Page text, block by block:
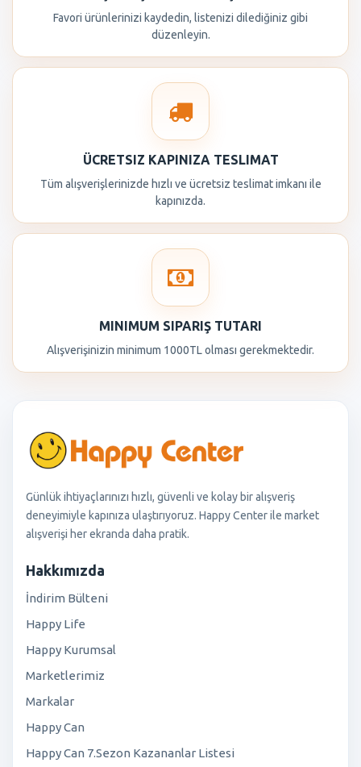
Favori ürünlerinizi kaydedin, listenizi dilediğiniz gibi
düzenleyin.
ÜCRETSIZ KAPINIZA TESLIMAT
Tüm alışverişlerinizde hızlı ve ücretsiz teslimat imkanı ile
kapınızda.
MINIMUM SIPARIŞ TUTARI
Alışverişinizin minimum 1000TL olması gerekmektedir.
Günlük ihtiyaçlarınızı hızlı, güvenli ve kolay bir alışveriş
deneyimiyle kapınıza ulaştırıyoruz. Happy Center ile market
alışverişi her ekranda daha pratik.
Hakkımızda
İndirim Bülteni
Happy Life
Happy Kurumsal
Marketlerimiz
Markalar
Happy Can
Happy Can 7.Sezon Kazananlar Listesi